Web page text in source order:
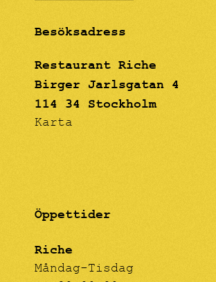
Öppettider
Riche
Måndag-Tisdag
Besöksadress
Restaurant Riche
Birger Jarlsgatan 4
114 34 Stockholm
Karta